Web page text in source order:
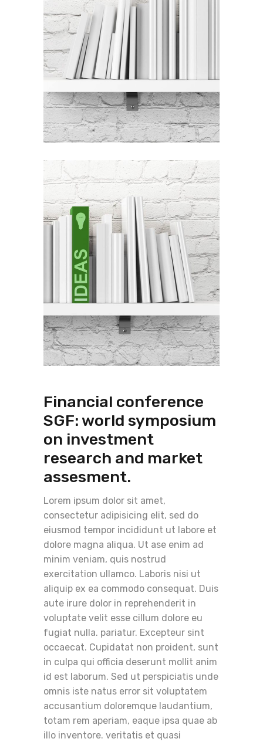
Financial conference
SGF: world symposium
on investment
research and market
assesment.
Lorem ipsum dolor sit amet,
consectetur adipisicing elit, sed do
eiusmod tempor incididunt ut labore et
dolore magna aliqua. Ut ase enim ad
minim veniam, quis nostrud
exercitation ullamco. Laboris nisi ut
aliquip ex ea commodo consequat. Duis
aute irure dolor in reprehenderit in
voluptate velit esse cillum dolore eu
fugiat nulla. pariatur. Excepteur sint
occaecat. Cupidatat non proident, sunt
in culpa qui officia deserunt mollit anim
id est laborum. Sed ut perspiciatis unde
omnis iste natus error sit voluptatem
accusantium doloremque laudantium,
totam rem aperiam, eaque ipsa quae ab
illo inventore. veritatis et quasi